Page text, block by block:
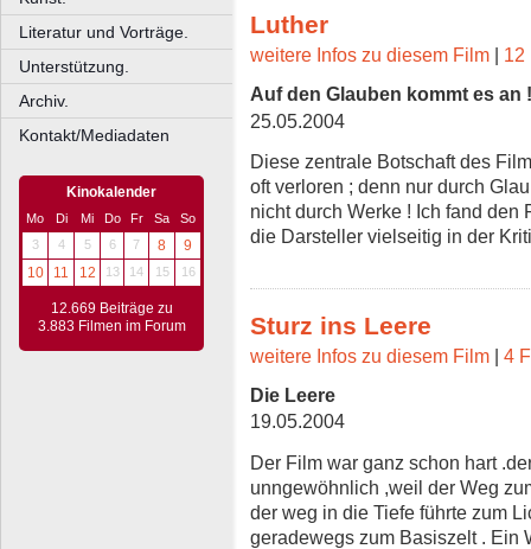
Literatur und Vorträge.
Unterstützung.
Archiv.
Kontakt/Mediadaten
Kinokalender
Mo Di Mi Do Fr Sa
So
3
4 5 6 7 8
9
10
11 12 13 14 15 16
12.669 Beiträge zu
3.883 Filmen im Forum
Luther
weitere Infos zu diesem Film | 12
Auf den Glauben kommt es an !
25.05.2004
Diese zentrale Botschaft des
oft verloren ; denn nur durch
nicht durch Werke ! Ich fand
die Darsteller vielseitig in der
Sturz ins Leere
weitere Infos zu diesem Film | 4
Die Leere
19.05.2004
Der Film war ganz schon hart
unngewöhnlich ,weil der Weg
der weg in die Tiefe führte zum
geradewegs zum Basiszelt . Ein